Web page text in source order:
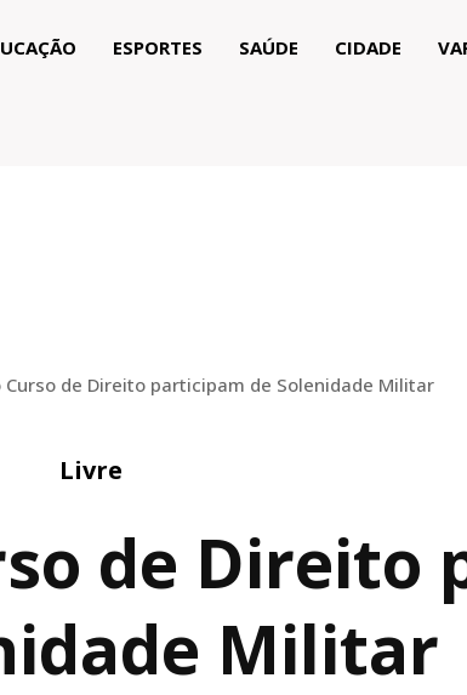
ESPORTES SAÚDE CIDADE
Curso de Direito participam de Solenidade Militar
Livre
de Direito
Militar